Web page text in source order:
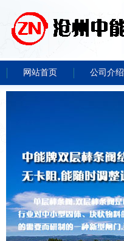
网站首页 公司介绍